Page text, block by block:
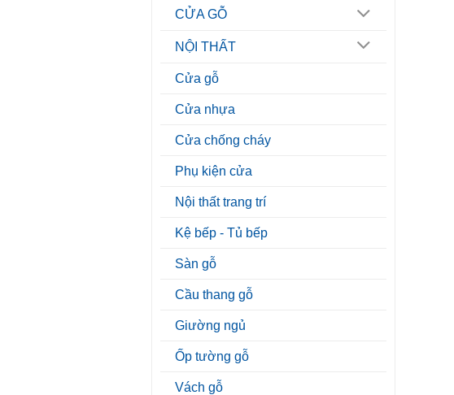
CỬA GỖ
NỘI THẤT
Cửa gỗ
Cửa nhựa
Cửa chống cháy
Phụ kiện cửa
Nội thất trang trí
Kệ bếp - Tủ bếp
Sàn gỗ
Cầu thang gỗ
Giường ngủ
Ốp tường gỗ
Vách gỗ